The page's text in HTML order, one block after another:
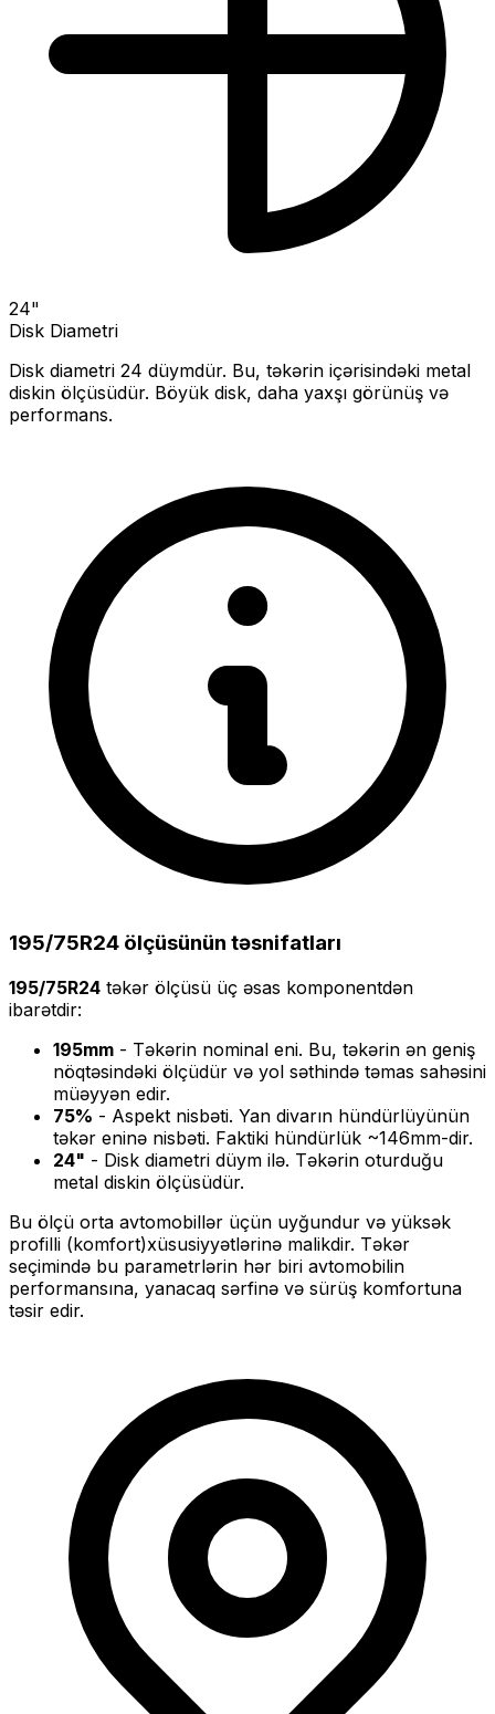
24"
Disk Diametri
Disk diametri 24 düymdür. Bu, təkərin içərisindəki metal
diskin ölçüsüdür. Böyük disk, daha yaxşı görünüş və
performans.
195/75R24 ölçüsünün təsnifatları
195/75R24 təkər ölçüsü üç əsas komponentdən
ibarətdir:
195mm - Təkərin nominal eni. Bu, təkərin ən geniş
nöqtəsindəki ölçüdür və yol səthində təmas sahəsini
müəyyən edir.
75% - Aspekt nisbəti. Yan divarın hündürlüyünün
təkər eninə nisbəti. Faktiki hündürlük ~146mm-dir.
24" - Disk diametri düym ilə. Təkərin oturduğu
metal diskin ölçüsüdür.
Bu ölçü orta avtomobillər üçün uyğundur və yüksək
profilli (komfort)xüsusiyyətlərinə malikdir. Təkər
seçimində bu parametrlərin hər biri avtomobilin
performansına, yanacaq sərfinə və sürüş komfortuna
təsir edir.